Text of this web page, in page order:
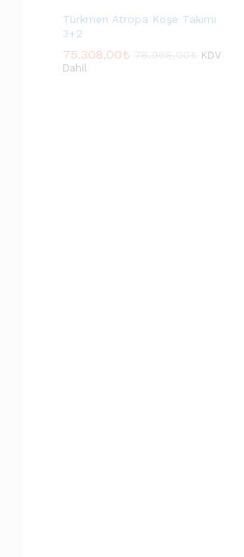
Türkmen Atropa Köşe Takımı
3+2
75.308,00₺
KDV
Dahil
75.308,00₺